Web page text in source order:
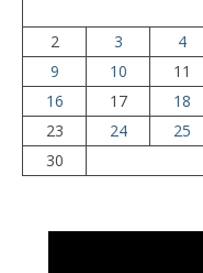
2
3 4
9
10 11
16
17 18
23
24 25
30